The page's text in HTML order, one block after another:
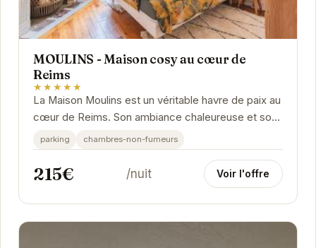
MOULINS - Maison cosy au cœur de
Reims
★★★★★
La Maison Moulins est un véritable havre de paix au
cœur de Reims. Son ambiance chaleureuse et son
emplacement idéal en font le pied-à-terre...
parking chambres-non-fumeurs
215€ /nuit Voir l'offre